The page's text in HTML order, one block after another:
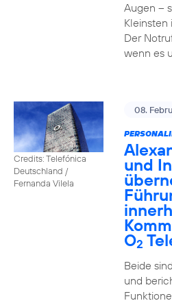
Augen –
Kleinsten
Der
wenn es
Credits: Telefónica
Deutschland /
Fernanda Vilela
08.
und
O2
Beide
und